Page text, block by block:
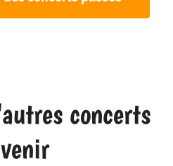
concerts